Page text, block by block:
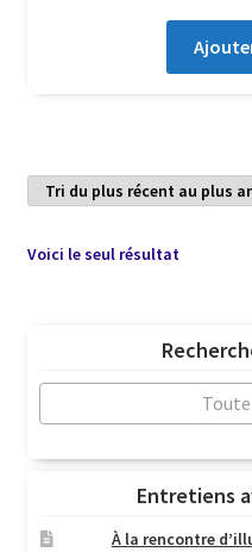
Voici le seul résultat
Entretiens
À la rencontre